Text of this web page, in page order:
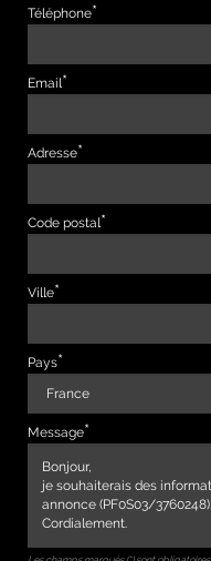
Téléphone
Email
Adresse
Code postal
Ville
Pays
Message